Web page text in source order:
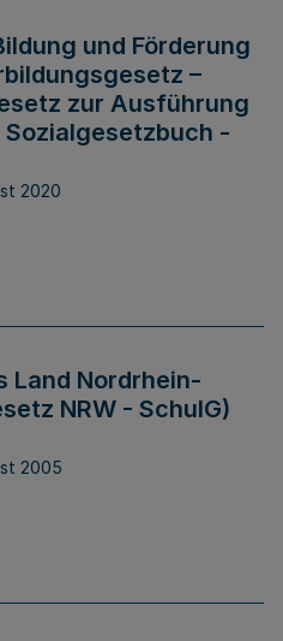
und Förderung
–
zur Ausführung
-
2020
Land Nordrhein-
NRW - SchulG)
2005